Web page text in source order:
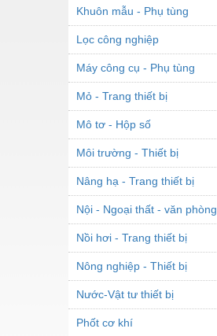
Khuôn mẫu - Phụ tùng
Lọc công nghiệp
Máy công cụ - Phụ tùng
Mỏ - Trang thiết bị
Mô tơ - Hộp số
Môi trường - Thiết bị
Nâng hạ - Trang thiết bị
Nội - Ngoại thất - văn phòng
Nồi hơi - Trang thiết bị
Nông nghiệp - Thiết bị
Nước-Vật tư thiết bị
Phốt cơ khí